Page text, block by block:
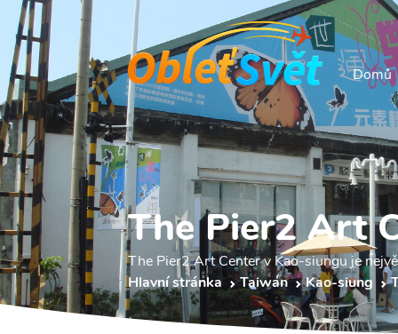
Domů
The Pier2 Art
The Pier2 Art Center v Kao-siungu je
Hlavní stránka
Taiwan Kao-siung